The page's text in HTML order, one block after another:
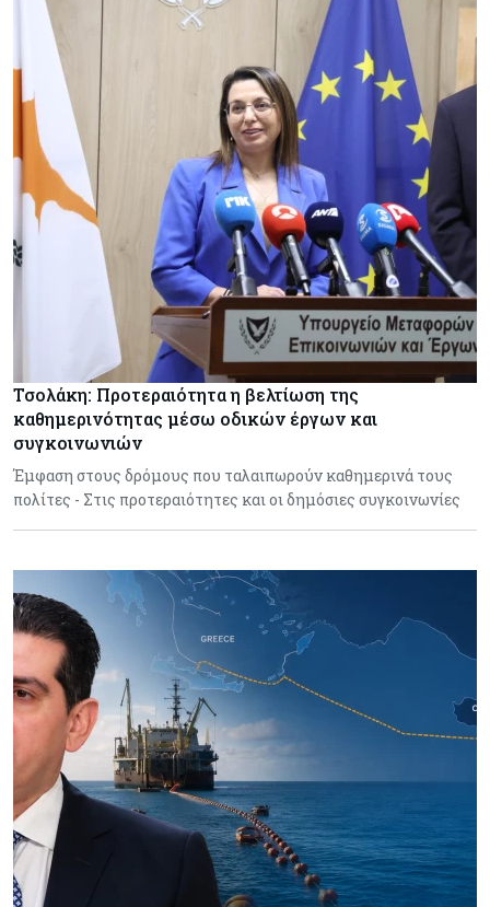
Τσολάκη: Προτεραιότητα η βελτίωση της
καθημερινότητας μέσω οδικών έργων και
συγκοινωνιών
Έμφαση στους δρόμους που ταλαιπωρούν καθημερινά τους
πολίτες - Στις προτεραιότητες και οι δημόσιες συγκοινωνίες